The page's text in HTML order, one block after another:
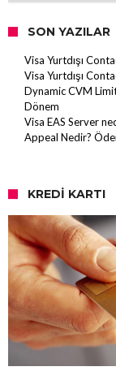
SON YAZILAR
Visa Yurtdışı
Visa Yurtdışı
Dynamic CVM
Dönem
Visa EAS Server
Appeal Nedir?
KREDI KARTI